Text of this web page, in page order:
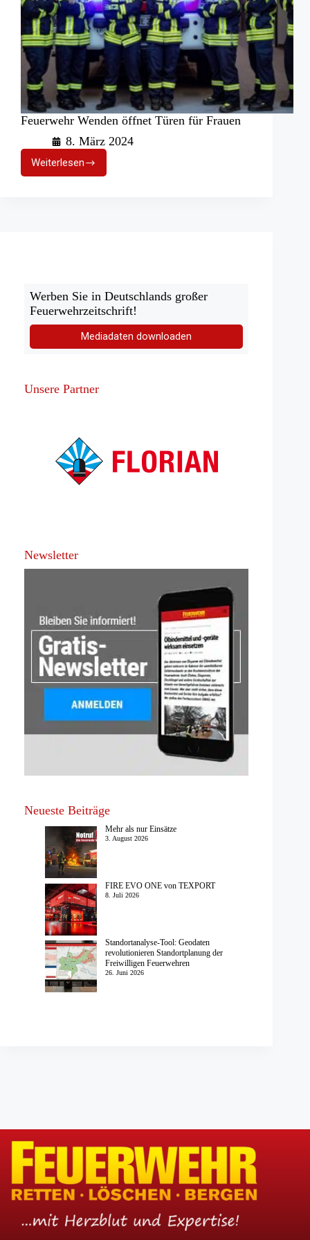
Feuerwehr Wenden öffnet Türen für Frauen
8. März 2024
WeiterlesenFeuerwehr
Wenden
Werben Sie in Deutschlands großer
Feuerwehrzeitschrift!
Mediadaten downloaden
Unsere Partner
Newsletter
Neueste Beiträge
Mehr als nur Einsätze
3. August 2026
FIRE EVO ONE von TEXPORT
8. Juli 2026
Standortanalyse-Tool: Geodaten
revolutionieren Standortplanung der
Freiwilligen Feuerwehren
26. Juni 2026